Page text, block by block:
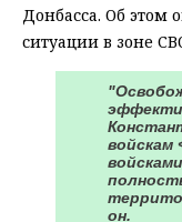
Донбасса. Об этом
ситуации в зоне
войскам
он.